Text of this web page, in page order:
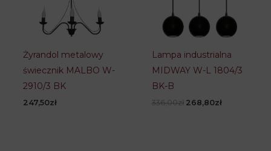
Żyrandol metalowy
świecznik MALBO W-
2910/3 BK
247,50zł
Lampa industrialna
MIDWAY W-L 1804/3
BK-B
336,00zł Pierwotna
268,80złAktualna